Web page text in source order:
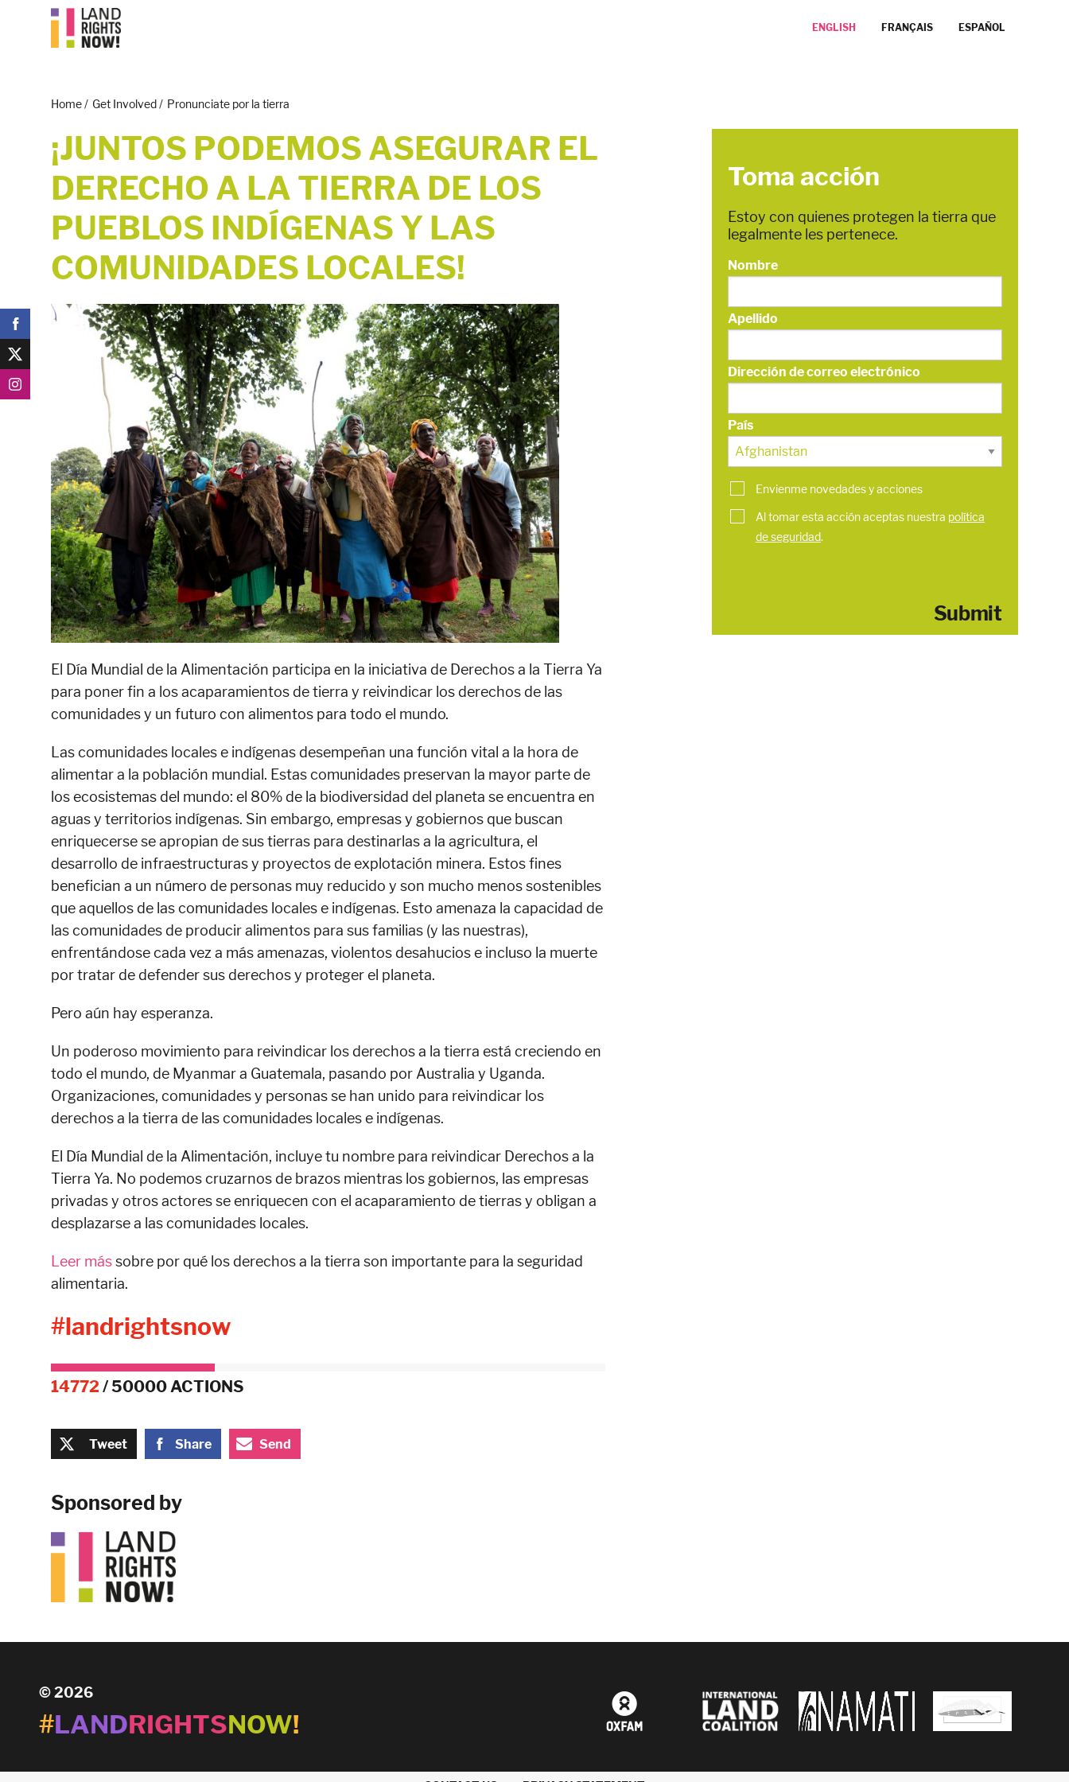
ENGLISH FRANÇAIS ESPAÑOL
Home/ Get Involved/ Pronunciate por la tierra
¡JUNTOS PODEMOS ASEGURAR EL
DERECHO A LA TIERRA DE LOS
PUEBLOS INDÍGENAS Y LAS
COMUNIDADES LOCALES!
El Día Mundial de la Alimentación participa en la iniciativa de Derechos a la Tierra Ya
para poner fin a los acaparamientos de tierra y reivindicar los derechos de las
comunidades y un futuro con alimentos para todo el mundo.
Las comunidades locales e indígenas desempeñan una función vital a la hora de
alimentar a la población mundial. Estas comunidades preservan la mayor parte de
los ecosistemas del mundo: el 80% de la biodiversidad del planeta se encuentra en
aguas y territorios indígenas. Sin embargo, empresas y gobiernos que buscan
enriquecerse se apropian de sus tierras para destinarlas a la agricultura, el
desarrollo de infraestructuras y proyectos de explotación minera. Estos fines
benefician a un número de personas muy reducido y son mucho menos sostenibles
que aquellos de las comunidades locales e indígenas. Esto amenaza la capacidad de
las comunidades de producir alimentos para sus familias (y las nuestras),
enfrentándose cada vez a más amenazas, violentos desahucios e incluso la muerte
por tratar de defender sus derechos y proteger el planeta.
Pero aún hay esperanza.
Un poderoso movimiento para reivindicar los derechos a la tierra está creciendo en
todo el mundo, de Myanmar a Guatemala, pasando por Australia y Uganda.
Organizaciones, comunidades y personas se han unido para reivindicar los
derechos a la tierra de las comunidades locales e indígenas.
El Día Mundial de la Alimentación, incluye tu nombre para reivindicar Derechos a la
Tierra Ya. No podemos cruzarnos de brazos mientras los gobiernos, las empresas
privadas y otros actores se enriquecen con el acaparamiento de tierras y obligan a
desplazarse a las comunidades locales.
Leer mássobre por qué los derechos a la tierra son importante para la seguridad
alimentaria.
#landrightsnow
14772 /50000ACTIONS
Tweet Share Send
Sponsored by
Toma acción
Estoy con quienes protegen la tierra que
legalmente les pertenece.
Nombre
Apellido
Dirección de correo electrónico
País
Envienme novedades y acciones
Al tomar esta acción aceptas nuestra política
de seguridad.
© 2026
#LANDRIGHTSNOW!